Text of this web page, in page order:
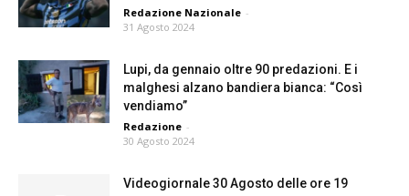
Redazione Nazionale -
31 Agosto 2024
Lupi, da gennaio oltre 90 predazioni. E i
malghesi alzano bandiera bianca: “Così
vendiamo”
Redazione -
30 Agosto 2024
Videogiornale 30 Agosto delle ore 19